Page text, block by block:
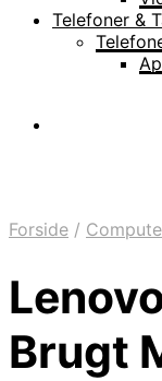
Telefoner &
Forside /
Brugt